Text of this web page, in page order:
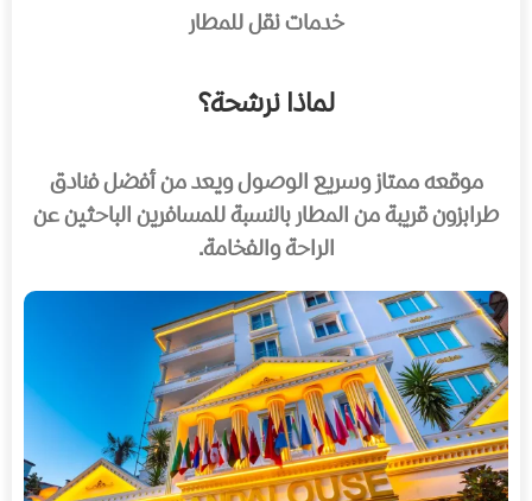
خدمات نقل للمطار
لماذا نرشحة؟
موقعه ممتاز وسريع الوصول ويعد من أفضل فنادق
طرابزون قريبة من المطار بالنسبة للمسافرين الباحثين عن
الراحة والفخامة.